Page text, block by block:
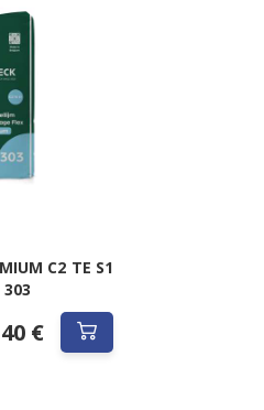
C2 TE S1
303
€